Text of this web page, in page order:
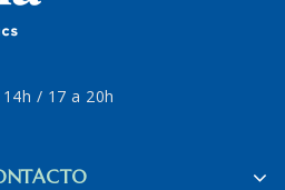
/ 17 a 20h